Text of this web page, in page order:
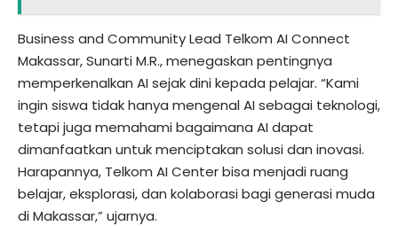
Business and Community Lead Telkom AI Connect
Makassar, Sunarti M.R., menegaskan pentingnya
memperkenalkan AI sejak dini kepada pelajar. “Kami
ingin siswa tidak hanya mengenal AI sebagai teknologi,
tetapi juga memahami bagaimana AI dapat
dimanfaatkan untuk menciptakan solusi dan inovasi.
Harapannya, Telkom AI Center bisa menjadi ruang
belajar, eksplorasi, dan kolaborasi bagi generasi muda
di Makassar,” ujarnya.